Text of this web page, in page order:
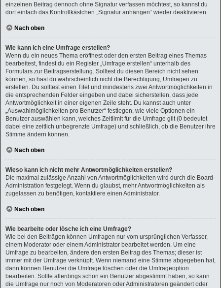
einzelnen Beitrag dennoch ohne Signatur verfassen möchtest, so kannst du
dort einfach das Kontrollkästchen „Signatur anhängen“ wieder deaktivieren.
Nach oben
Wie kann ich eine Umfrage erstellen?
Wenn du ein neues Thema eröffnest oder den ersten Beitrag eines Themas
bearbeitest, findest du ein Register „Umfrage erstellen“ unterhalb des
Formulars zur Beitragserstellung. Solltest du diesen Bereich nicht sehen
können, so hast du wahrscheinlich nicht die Berechtigung, Umfragen zu
erstellen. Du solltest einen Titel und mindestens zwei Antwortmöglichkeiten in
die entsprechenden Felder eingeben und dabei sicherstellen, dass jede
Antwortmöglichkeit in einer eigenen Zeile steht. Du kannst auch unter
„Auswahlmöglichkeiten pro Benutzer“ festlegen, wie viele Optionen ein
Benutzer auswählen kann, welches Zeitlimit für die Umfrage gilt (0 bedeutet
dabei eine zeitlich unbegrenzte Umfrage) und schließlich, ob die Benutzer ihre
Stimme ändern können.
Nach oben
Wieso kann ich nicht mehr Antwortmöglichkeiten erstellen?
Die maximal zulässige Anzahl von Antwortmöglichkeiten wird durch die Board-
Administration festgelegt. Wenn du glaubst, mehr Antwortmöglichkeiten als
zugelassen zu benötigen, kontaktiere einen Administrator.
Nach oben
Wie bearbeite oder lösche ich eine Umfrage?
Wie bei den Beiträgen können Umfragen nur vom ursprünglichen Verfasser,
einem Moderator oder einem Administrator bearbeitet werden. Um eine
Umfrage zu bearbeiten, ändere den ersten Beitrag des Themas; dieser ist
immer mit der Umfrage verknüpft. Wenn niemand eine Stimme abgegeben hat,
dann können Benutzer die Umfrage löschen oder die Umfrageoption
bearbeiten. Sollte allerdings schon ein Benutzer abgestimmt haben, so kann
die Umfrage nur noch von Moderatoren oder Administratoren geändert oder